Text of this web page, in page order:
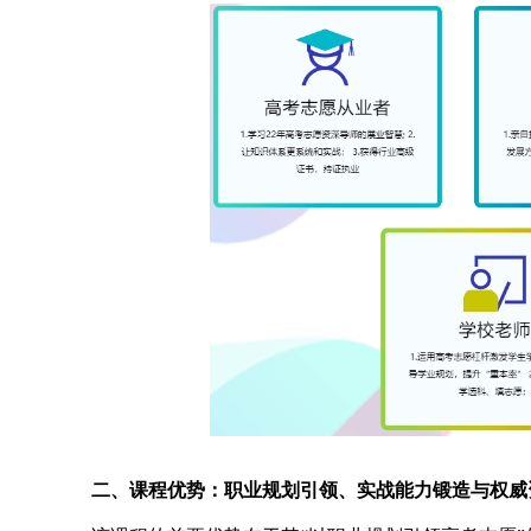
二、课程优势：职业规划引领、实战能力锻造与权